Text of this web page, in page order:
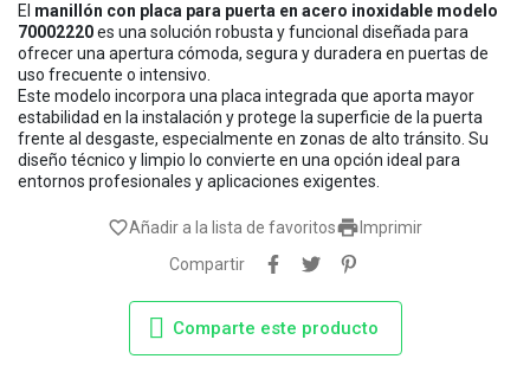
El manillón con placa para puerta en acero inoxidable modelo
70002220es una solución robusta y funcional diseñada para
ofrecer una apertura cómoda, segura y duradera en puertas de
uso frecuente o intensivo.
Este modelo incorpora una placa integrada que aporta mayor
estabilidad en la instalación y protege la superficie de la puerta
frente al desgaste, especialmente en zonas de alto tránsito. Su
diseño técnico y limpio lo convierte en una opción ideal para
entornos profesionales y aplicaciones exigentes.
 Imprimir
favorite_borderAñadir a la lista de favoritos
Compartir
Comparte este producto